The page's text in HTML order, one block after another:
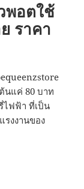
พอตใช้
ราคา
นแค่ 80 บาท
ไฟฟ้า ที่เป็น
รงงานของ